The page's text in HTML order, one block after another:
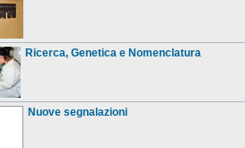
Ricerca, Genetica e Nomenclatura
Nuove segnalazioni